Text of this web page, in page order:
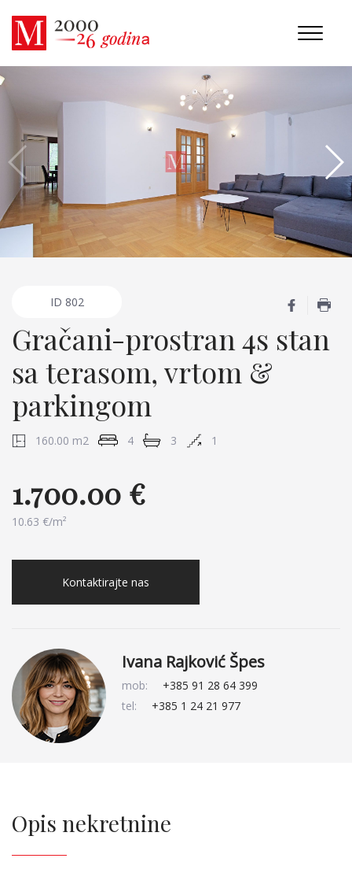
ID 802
Gračani-prostran 4s stan
sa terasom, vrtom &
parkingom
160.00 m2 4 3 1
1.700.00 €
10.63 €/m²
Kontaktirajte nas
Ivana Rajković Špes
mob:
+385 91 28 64 399
tel:
+385 1 24 21 977
Opis nekretnine